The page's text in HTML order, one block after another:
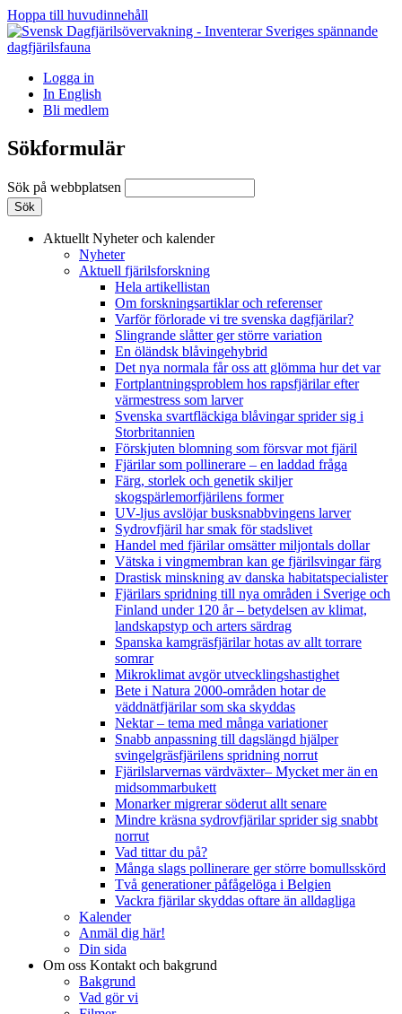
Hoppa till huvudinnehåll
Logga in
In English
Bli medlem
Sökformulär
Sök på webbplatsen
Aktuellt Nyheter och kalender
Nyheter
Aktuell fjärilsforskning
Hela artikellistan
Om forskningsartiklar och referenser
Varför förlorade vi tre svenska dagfjärilar?
Slingrande slåtter ger större variation
En öländsk blåvingehybrid
Det nya normala får oss att glömma hur det var
Fortplantningsproblem hos rapsfjärilar efter
värmestress som larver
Svenska svartfläckiga blåvingar sprider sig i
Storbritannien
Förskjuten blomning som försvar mot fjäril
Fjärilar som pollinerare – en laddad fråga
Färg, storlek och genetik skiljer
skogspärlemorfjärilens former
UV-ljus avslöjar busksnabbvingens larver
Sydrovfjäril har smak för stadslivet
Handel med fjärilar omsätter miljontals dollar
Vätska i vingmembran kan ge fjärilsvingar färg
Drastisk minskning av danska habitatspecialister
Fjärilars spridning till nya områden i Sverige och
Finland under 120 år– betydelsen av klimat,
landskapstyp och arters särdrag
Spanska kamgräsfjärilar hotas av allt torrare
somrar
Mikroklimat avgör utvecklingshastighet
Bete i Natura 2000-områden hotar de
väddnätfjärilar som ska skyddas
Nektar – tema med många variationer
Snabb anpassning till dagslängd hjälper
svingelgräsfjärilens spridning norrut
Fjärilslarvernas värdväxter– Mycket mer än en
midsommarbukett
Monarker migrerar söderut allt senare
Mindre kräsna sydrovfjärilar sprider sig snabbt
norrut
Vad tittar du på?
Många slags pollinerare ger större bomullsskörd
Två generationer påfågelöga i Belgien
Vackra fjärilar skyddas oftare än alldagliga
Kalender
Anmäl dig här!
Din sida
Om oss Kontakt och bakgrund
Bakgrund
Vad gör vi